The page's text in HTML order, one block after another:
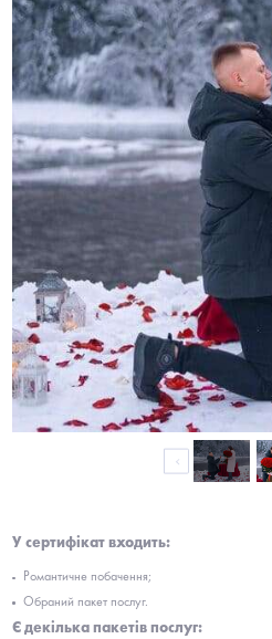
У сертифікат входить:
Романтичне побачення;
Обраний пакет послуг.
Є декілька пакетів послуг: